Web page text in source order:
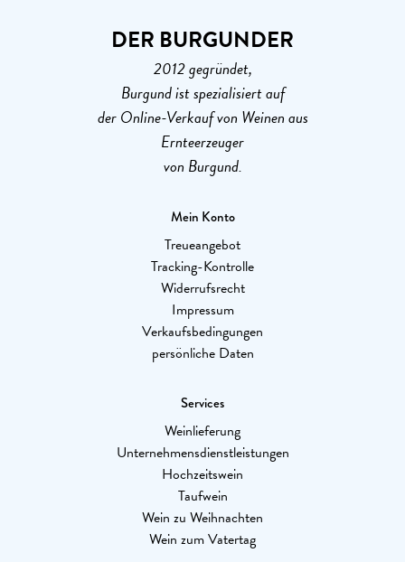
DER BURGUNDER
2012 gegründet,
Burgund ist spezialisiert auf
der Online-Verkauf von Weinen aus
Ernteerzeuger
von Burgund.
Mein Konto
Treueangebot
Tracking-Kontrolle
Widerrufsrecht
Impressum
Verkaufsbedingungen
persönliche Daten
Services
Weinlieferung
Unternehmensdienstleistungen
Hochzeitswein
Taufwein
Wein zu Weihnachten
Wein zum Vatertag